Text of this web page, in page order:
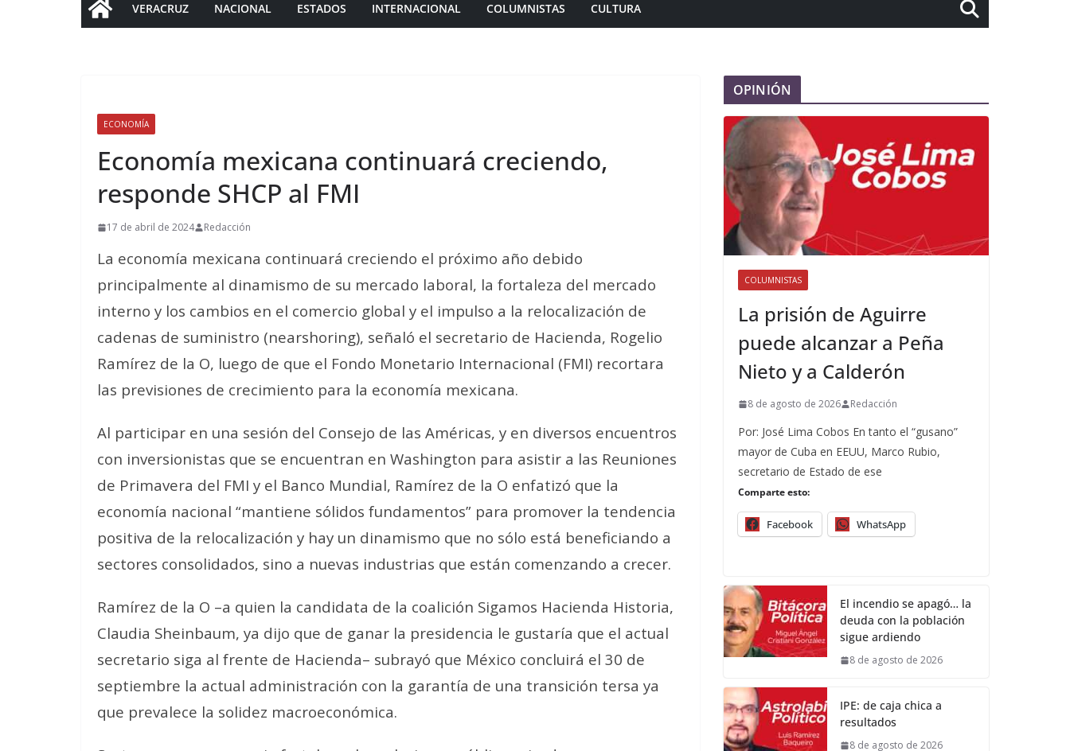
VERACRUZ NACIONAL ESTADOS INTERNACIONAL COLUMNISTAS CULTURA
ECONOMÍA
Economía mexicana continuará creciendo,
responde SHCP al FMI
17 de abril de 2024 Redacción
La economía mexicana continuará creciendo el próximo año debido
principalmente al dinamismo de su mercado laboral, la fortaleza del mercado
interno y los cambios en el comercio global y el impulso a la relocalización de
cadenas de suministro (nearshoring), señaló el secretario de Hacienda, Rogelio
Ramírez de la O, luego de que el Fondo Monetario Internacional (FMI) recortara
las previsiones de crecimiento para la economía mexicana.
Al participar en una sesión del Consejo de las Américas, y en diversos encuentros
con inversionistas que se encuentran en Washington para asistir a las Reuniones
de Primavera del FMI y el Banco Mundial, Ramírez de la O enfatizó que la
economía nacional “mantiene sólidos fundamentos” para promover la tendencia
positiva de la relocalización y hay un dinamismo que no sólo está beneficiando a
sectores consolidados, sino a nuevas industrias que están comenzando a crecer.
Ramírez de la O –a quien la candidata de la coalición Sigamos Hacienda Historia,
Claudia Sheinbaum, ya dijo que de ganar la presidencia le gustaría que el actual
secretario siga al frente de Hacienda– subrayó que México concluirá el 30 de
septiembre la actual administración con la garantía de una transición tersa ya
que prevalece la solidez macroeconómica.
OPINIÓN
COLUMNISTAS
La prisión de Aguirre
puede alcanzar a Peña
Nieto y a Calderón
8 de agosto de 2026 Redacción
Por: José Lima Cobos En tanto el “gusano”
mayor de Cuba en EEUU, Marco Rubio,
secretario de Estado de ese
Comparte esto:
Facebook WhatsApp
El incendio se apagó… la
deuda con la población
sigue ardiendo
8 de agosto de 2026
IPE: de caja chica a
resultados
8 de agosto de 2026